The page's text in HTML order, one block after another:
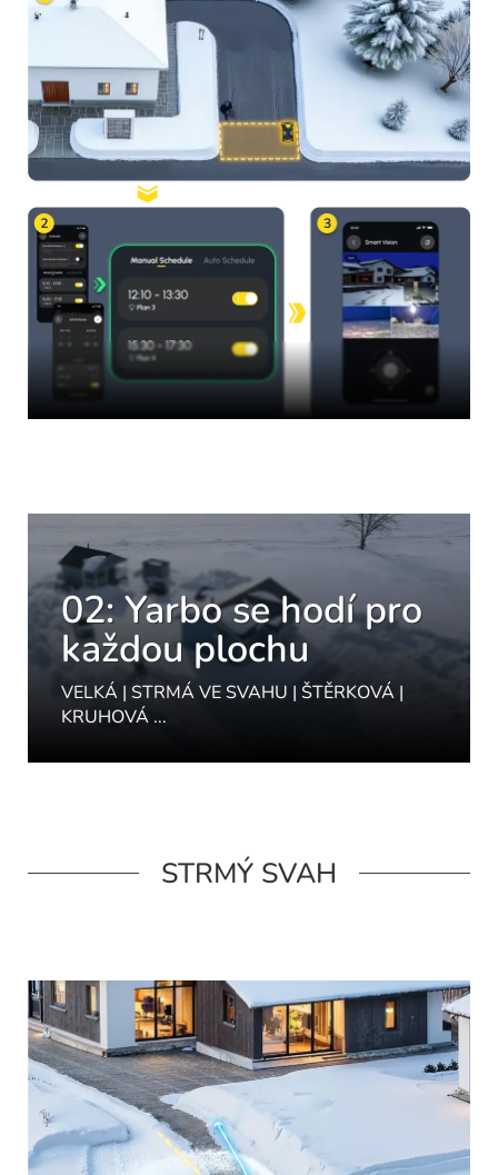
02: Yarbo se hodí pro
každou plochu
VELKÁ | STRMÁ VE SVAHU | ŠTĚRKOVÁ |
KRUHOVÁ ...
STRMÝ SVAH